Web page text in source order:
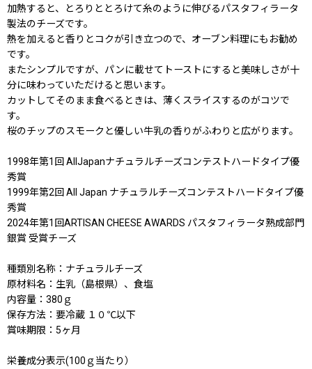
加熱すると、とろりととろけて糸のように伸びるパスタフィラータ
製法のチーズです。
熱を加えると香りとコクが引き立つので、オーブン料理にもお勧め
です。
またシンプルですが、パンに載せてトーストにすると美味しさが十
分に味わっていただけると思います。
カットしてそのまま食べるときは、薄くスライスするのがコツで
す。
桜のチップのスモークと優しい牛乳の香りがふわりと広がります。
1998年第1回 AllJapanナチュラルチーズコンテストハードタイプ優
秀賞
1999年第2回 All Japan ナチュラルチーズコンテストハードタイプ優
秀賞
2024年第1回ARTISAN CHEESE AWARDS パスタフィラータ熟成部門
銀賞 受賞チーズ
種類別名称：ナチュラルチーズ
原材料名：生乳（島根県）、食塩
内容量：380ｇ
保存方法：要冷蔵 １０℃以下
賞味期限：5ヶ月
栄養成分表示(100ｇ当たり）